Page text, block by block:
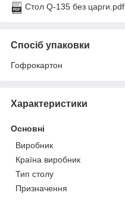
Стол Q-135 без царги.pdf
Спосіб упаковки
Гофрокартон
Характеристики
Основні
Виробник
Країна виробник
Тип столу
Призначення